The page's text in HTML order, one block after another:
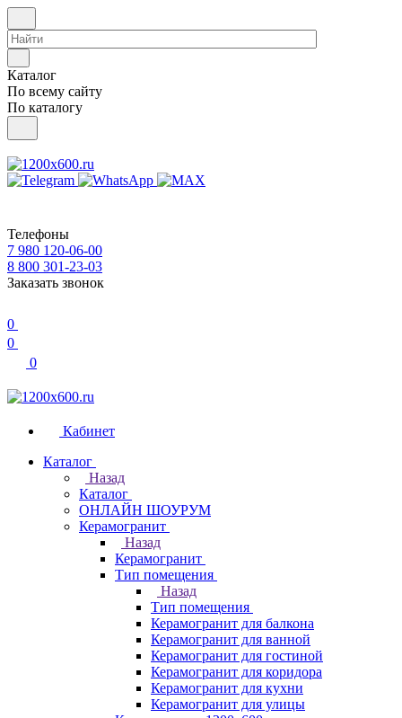
Каталог
По всему сайту
По каталогу
Телефоны
7 980 120-06-00
8 800 301-23-03
Заказать звонок
0
0
0
Кабинет
Каталог
Назад
Каталог
ОНЛАЙН ШОУРУМ
Керамогранит
Назад
Керамогранит
Тип помещения
Назад
Тип помещения
Керамогранит для балкона
Керамогранит для ванной
Керамогранит для гостиной
Керамогранит для коридора
Керамогранит для кухни
Керамогранит для улицы